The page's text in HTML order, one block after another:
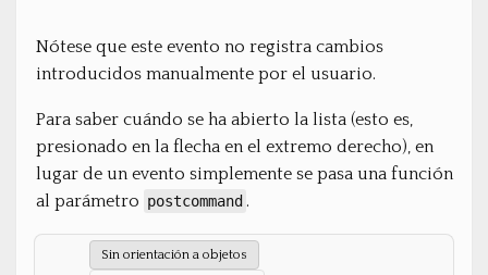
Nótese que este evento no registra cambios
introducidos manualmente por el usuario.
Para saber cuándo se ha abierto la lista (esto es,
presionado en la flecha en el extremo derecho), en
lugar de un evento simplemente se pasa una función
al parámetro postcommand .
Sin orientación a objetos